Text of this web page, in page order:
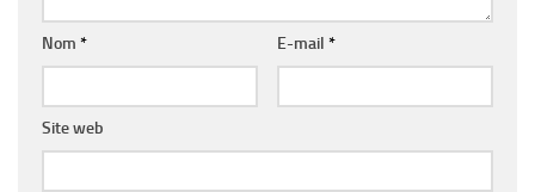
Nom * E-mail *
Site web